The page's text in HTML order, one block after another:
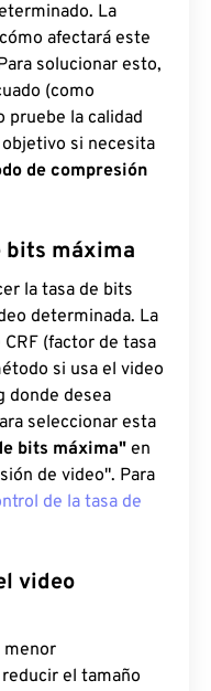
La
afectará este
solucionar esto,
(como
pruebe la calidad
si necesita
de compresión
bits máxima
la tasa de bits
determinada. La
(factor de tasa
si usa el video
donde desea
seleccionar esta
bits máxima" en
de video". Para
de la tasa de
video
menor
el tamaño